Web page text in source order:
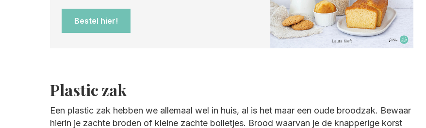
Bestel hier!
Plastic zak
Een plastic zak hebben we allemaal wel in huis, al is het maar een oude broodzak. Bewaar
hierin je zachte broden of kleine zachte bolletjes. Brood waarvan je de knapperige korst